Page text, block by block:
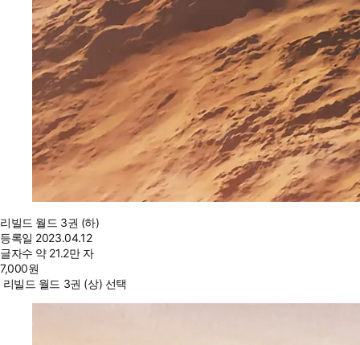
리빌드 월드 3권 (하)
등록일 2023.04.12
글자수 약 21.2만 자
7,000원
리빌드 월드 3권 (상) 선택